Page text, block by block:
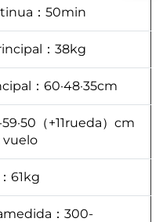
：50min
：38kg
：60·48·35cm
（+11rueda）cm
vuelo
61kg
：300-